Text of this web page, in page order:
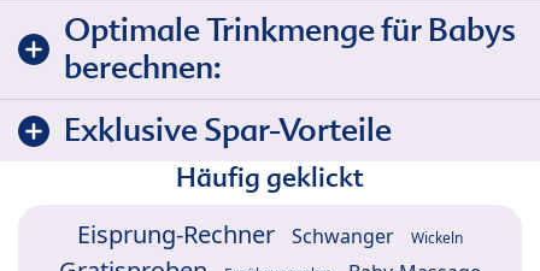
Optimale Trinkmenge für Babys
berechnen:
Exklusive Spar-Vorteile
Häufig geklickt
Eisprung-Rechner Schwanger Wickeln